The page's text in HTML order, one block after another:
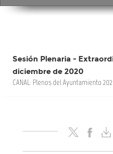
Sesión Plenaria -
diciembre de 2020
CANAL: Plenos del Ayuntamiento